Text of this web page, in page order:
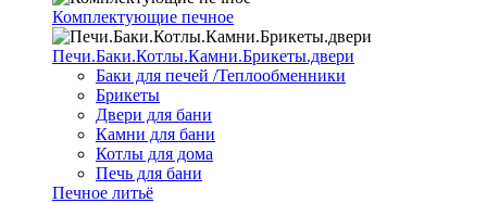
Комплектующие печное
Печи.Баки.Котлы.Камни.Брикеты.двери
Баки для печей /Теплообменники
Брикеты
Двери для бани
Камни для бани
Котлы для дома
Печь для бани
Печное литьё